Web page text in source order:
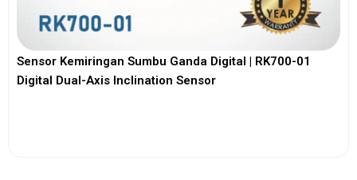
Sensor Kemiringan Sumbu Ganda Digital | RK700-01
Digital Dual-Axis Inclination Sensor